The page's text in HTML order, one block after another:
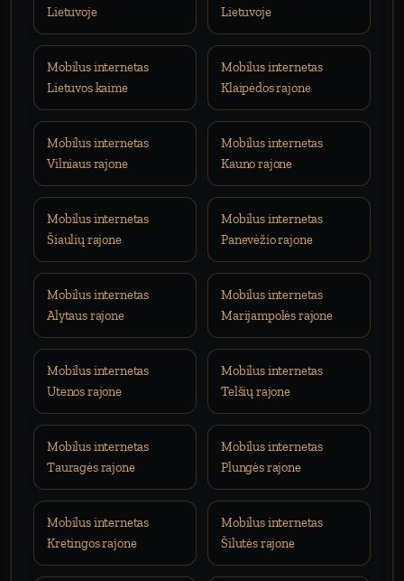
Lietuvoje
Lietuvoje
Mobilus internetas
Lietuvos kaime
Mobilus internetas
Klaipėdos rajone
Mobilus internetas
Vilniaus rajone
Mobilus internetas
Kauno rajone
Mobilus internetas
Šiaulių rajone
Mobilus internetas
Panevėžio rajone
Mobilus internetas
Alytaus rajone
Mobilus internetas
Marijampolės rajone
Mobilus internetas
Utenos rajone
Mobilus internetas
Telšių rajone
Mobilus internetas
Tauragės rajone
Mobilus internetas
Plungės rajone
Mobilus internetas
Kretingos rajone
Mobilus internetas
Šilutės rajone